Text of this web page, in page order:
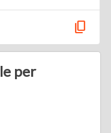
content_copy
per